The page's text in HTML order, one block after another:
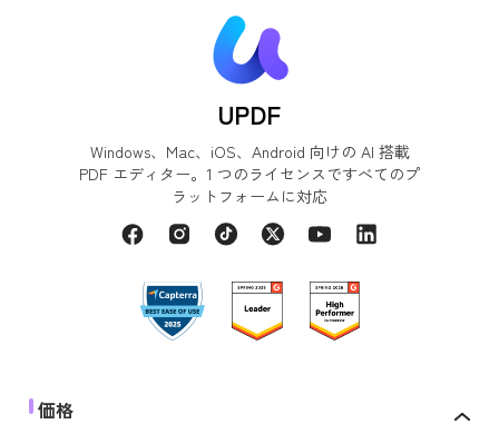
UPDF
Windows、Mac、iOS、Android 向けの AI 搭載
PDF エディター。1 つのライセンスですべてのプ
ラットフォームに対応
価格